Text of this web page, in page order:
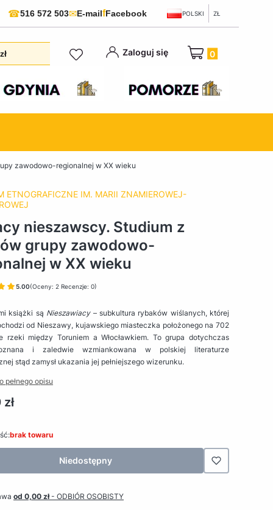
☎516 572 503✉E-mailfFacebook POLSKI ZŁ
Zaloguj się Produkty w
zawodowo-regionalnej w XX wieku
ETNOGRAFICZNE IM. MARII ZNAMIEROWEJ-
nieszawscy. Studium z
grupy zawodowo-
w XX wieku
5.00(Oceny: 2 Recenzje: 0)
książki są Nieszawiacy– subkultura rybaków wiślanych, której
od Nieszawy, kujawskiego miasteczka położonego na 702
rzeki między Toruniem a Włocławkiem. To grupa dotychczas
i zaledwie wzmiankowana w polskiej literaturze
stąd zamysł ukazania jej pełniejszego wizerunku.
pełnego opisu
brak towaru
Niedostępny
od 0,00 zł- ODBIÓR OSOBISTY